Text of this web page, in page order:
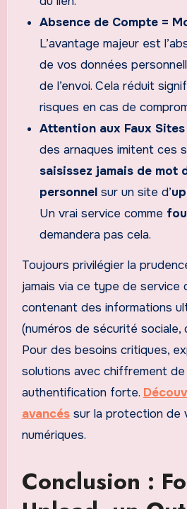
Absence de Compte =
L’avantage majeur est
de vos données
de l’envoi. Cela réduit
risques en cas de
Attention aux Faux Sites
des arnaques imitent ces
saisissez jamais de mot
personnel sur un site d’
Un vrai service comme
demandera pas cela.
Toujours privilégier la
jamais via ce type de service
contenant des informations
(numéros de sécurité sociale,
Pour des besoins critiques,
solutions avec chiffrement
authentification forte.
avancéssur la protection de
numériques.
Conclusion :